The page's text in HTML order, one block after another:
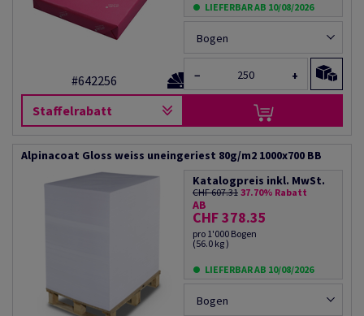
#642256
Staffelrabatt
LIEFERBAR AB 10/08/2026
Bogen
− +
Alpinacoat Gloss weiss uneingeriest 80g/m2 1000x700 BB
Katalogpreis inkl. MwSt.
CHF 607.31 37.70% Rabatt
AB
CHF 378.35
pro 1'000 Bogen
(56.0 kg )
LIEFERBAR AB 10/08/2026
Bogen